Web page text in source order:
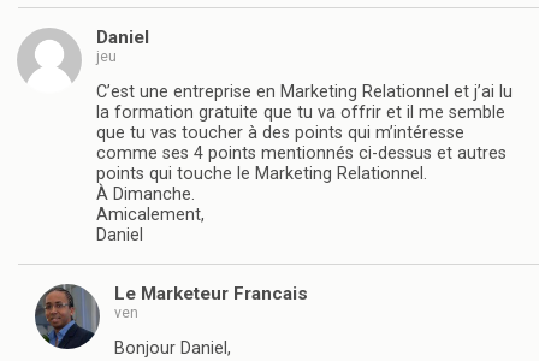
Daniel
jeu
C’est une entreprise en Marketing Relationnel et j’ai lu
la formation gratuite que tu va offrir et il me semble
que tu vas toucher à des points qui m’intéresse
comme ses 4 points mentionnés ci-dessus et autres
points qui touche le Marketing Relationnel.
À Dimanche.
Amicalement,
Daniel
Le Marketeur Francais
ven
Bonjour Daniel,